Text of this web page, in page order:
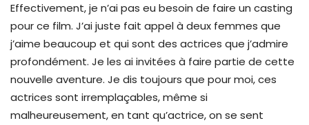
Effectivement, je n’ai pas eu besoin de faire un casting
pour ce film. J’ai juste fait appel à deux femmes que
j’aime beaucoup et qui sont des actrices que j’admire
profondément. Je les ai invitées à faire partie de cette
nouvelle aventure. Je dis toujours que pour moi, ces
actrices sont irremplaçables, même si
malheureusement, en tant qu’actrice, on se sent